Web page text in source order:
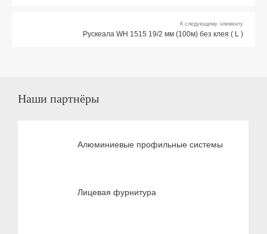
К следующему элементу
Рускеала WH 1515 19/2 мм (100м) без клея ( L )
Наши партнёры
Алюминиевые профильные системы
Лицевая фурнитура